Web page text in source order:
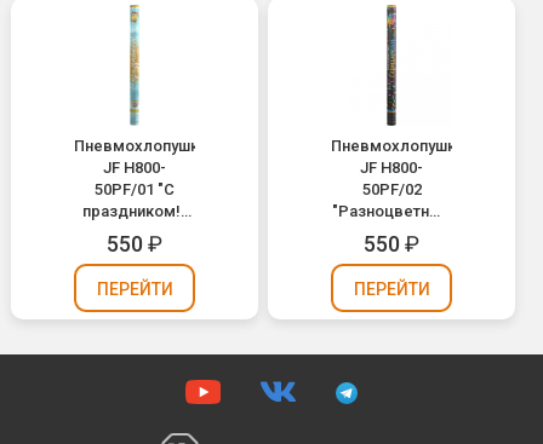
Пневмохлопушка
JF H800-
50PF/01 "С
праздником!"
(разноцветное
конфетти,
фольга) 80см
550₽
ПЕРЕЙТИ
Пневмохлопушка
JF H800-
50PF/02
"Разноцветный
серпантин"
(разноцветный
серпантин,
фольга) 80см
550₽
ПЕРЕЙТИ